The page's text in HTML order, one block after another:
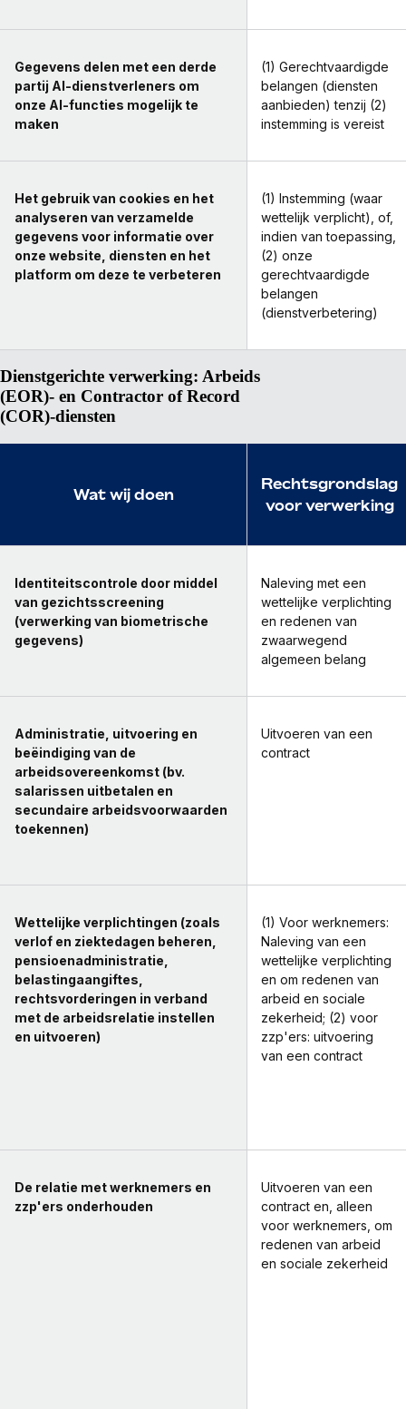
Gegevens delen met een derde
partij AI-dienstverleners om
onze AI-functies mogelijk te
maken
(1) Gerechtvaardigde
belangen (diensten
aanbieden) tenzij (2)
instemming is vereist
Het gebruik van cookies en het
analyseren van verzamelde
gegevens voor informatie over
onze website, diensten en het
platform om deze te verbeteren
(1) Instemming (waar
wettelijk verplicht), of,
indien van toepassing,
(2) onze
gerechtvaardigde
belangen
(dienstverbetering)
Dienstgerichte verwerking: Arbeids
(EOR)- en Contractor of Record
(COR)-diensten
Wat wij doen
Rechtsgrondslag
voor verwerking
Identiteitscontrole door middel
van gezichtsscreening
(verwerking van biometrische
gegevens)
Naleving met een
wettelijke verplichting
en redenen van
zwaarwegend
algemeen belang
Administratie, uitvoering en
beëindiging van de
arbeidsovereenkomst (bv.
salarissen uitbetalen en
secundaire arbeidsvoorwaarden
toekennen)
Uitvoeren van een
contract
Wettelijke verplichtingen (zoals
verlof en ziektedagen beheren,
pensioenadministratie,
belastingaangiftes,
rechtsvorderingen in verband
met de arbeidsrelatie instellen
en uitvoeren)
(1) Voor werknemers:
Naleving van een
wettelijke verplichting
en om redenen van
arbeid en sociale
zekerheid; (2) voor
zzp'ers: uitvoering
van een contract
De relatie met werknemers en
zzp'ers onderhouden
Uitvoeren van een
contract en, alleen
voor werknemers, om
redenen van arbeid
en sociale zekerheid